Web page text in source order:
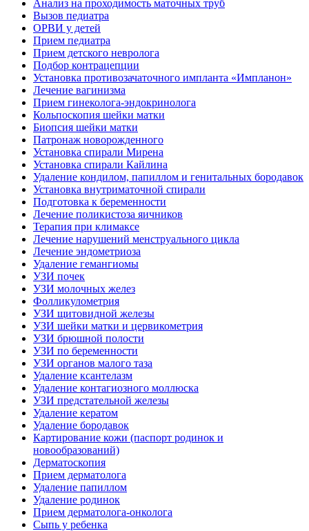
Анализ на проходимость маточных труб
Вызов педиатра
ОРВИ у детей
Прием педиатра
Прием детского невролога
Подбор контрацепции
Установка противозачаточного импланта «Импланон»
Лечение вагинизма
Прием гинеколога-эндокринолога
Кольпоскопия шейки матки
Биопсия шейки матки
Патронаж новорожденного
Установка спирали Мирена
Установка спирали Кайлина
Удаление кондилом, папиллом и генитальных бородавок
Установка внутриматочной спирали
Подготовка к беременности
Лечение поликистоза яичников
Терапия при климаксе
Лечение нарушений менструального цикла
Лечение эндометриоза
Удаление гемангиомы
УЗИ почек
УЗИ молочных желез
Фолликулометрия
УЗИ щитовидной железы
УЗИ шейки матки и цервикометрия
УЗИ брюшной полости
УЗИ по беременности
УЗИ органов малого таза
Удаление ксантелазм
Удаление контагиозного моллюска
УЗИ предстательной железы
Удаление кератом
Удаление бородавок
Картирование кожи (паспорт родинок и
новообразований)
Дерматоскопия
Прием дерматолога
Удаление папиллом
Удаление родинок
Прием дерматолога-онколога
Сыпь у ребенка